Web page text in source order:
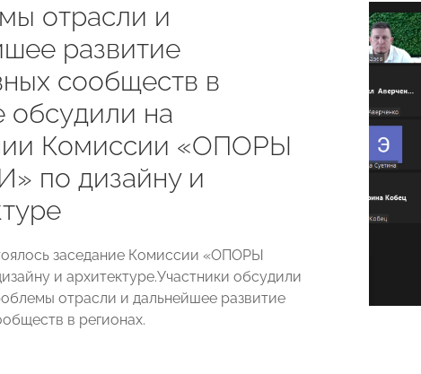
отрасли и
развитие
сообществ в
обсудили на
Комиссии «ОПОРЫ
по дизайну и
заседание Комиссии «ОПОРЫ
и архитектуре.Участники обсудили
отрасли и дальнейшее развитие
в регионах.